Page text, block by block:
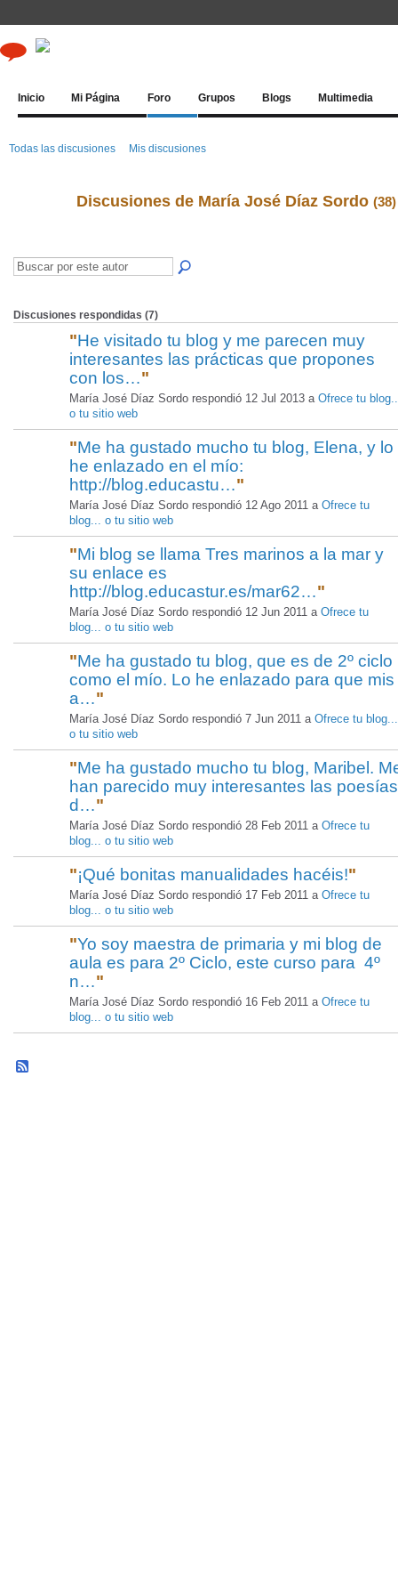
Inicio Mi Página Foro Grupos Blogs Multimedia
Todas las discusiones Mis discusiones
Discusiones de María José Díaz Sordo (38)
Discusiones respondidas (7)
"He visitado tu blog y me parecen muy
interesantes las prácticas que propones
con los…"
María José Díaz Sordo respondió 12 Jul 2013 a Ofrece tu
o tu sitio web
"Me ha gustado mucho tu blog, Elena, y lo
he enlazado en el mío:
http://blog.educastu…"
María José Díaz Sordo respondió 12 Ago 2011 a Ofrece tu
blog... o tu sitio web
"Mi blog se llama Tres marinos a la mar y
su enlace es
http://blog.educastur.es/mar62…"
María José Díaz Sordo respondió 12 Jun 2011 a Ofrece tu
blog... o tu sitio web
"Me ha gustado tu blog, que es de 2º ciclo
como el mío. Lo he enlazado para que mis
a…"
María José Díaz Sordo respondió 7 Jun 2011 a Ofrece tu blog...
o tu sitio web
"Me ha gustado mucho tu blog, Maribel.
han parecido muy interesantes las poesías
d…"
María José Díaz Sordo respondió 28 Feb 2011 a Ofrece tu
blog... o tu sitio web
"¡Qué bonitas manualidades hacéis!"
María José Díaz Sordo respondió 17 Feb 2011 a Ofrece tu
blog... o tu sitio web
"Yo soy maestra de primaria y mi blog de
aula es para 2º Ciclo, este curso para 4º
n…"
María José Díaz Sordo respondió 16 Feb 2011 a Ofrece tu
blog... o tu sitio web